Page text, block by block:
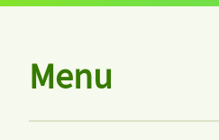
Menu